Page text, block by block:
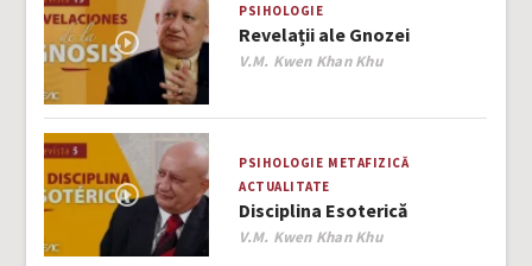
PSIHOLOGIE
Revelații ale Gnozei
Author
V.M. Kwen Khan Khu
PSIHOLOGIE METAFIZICĂ
ACTUALITATE
Disciplina Esoterică
Author
V.M. Kwen Khan Khu